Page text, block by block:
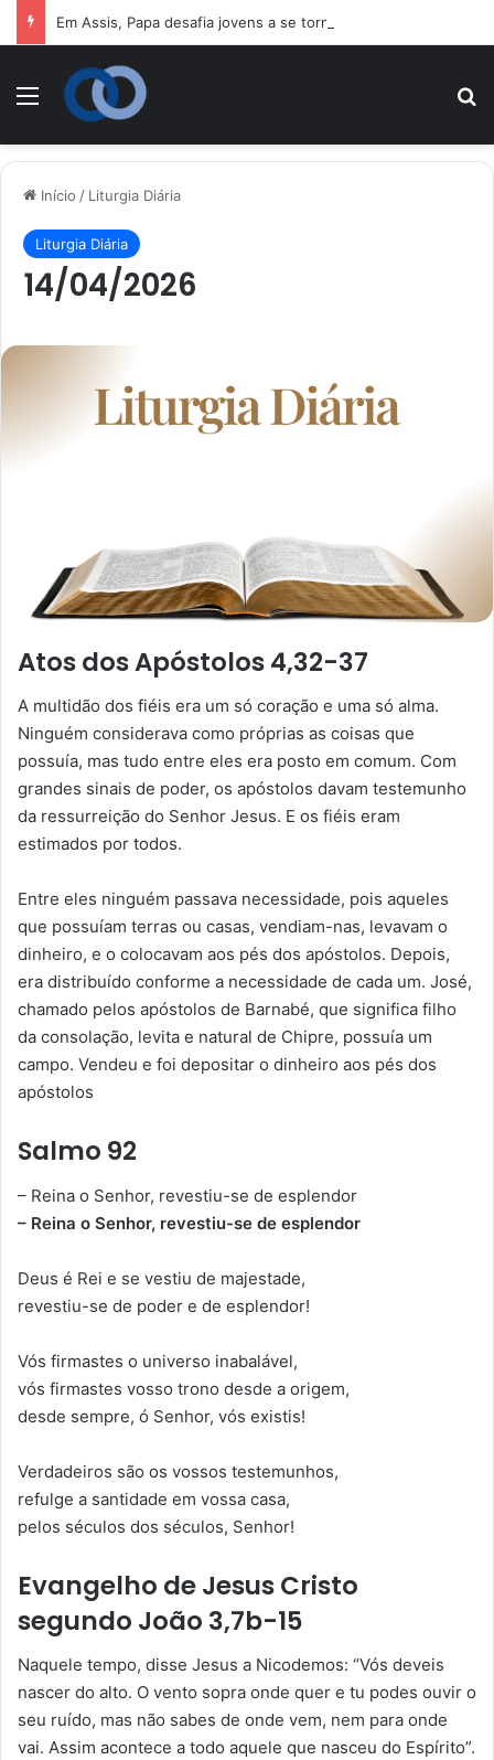
Menu
Início / Liturgia Diária
Liturgia Diária
14/04/2026
Atos dos Apóstolos 4,32-37
A multidão dos fiéis era um só coração e uma só alma.
Ninguém considerava como próprias as coisas que
possuía, mas tudo entre eles era posto em comum. Com
grandes sinais de poder, os apóstolos davam testemunho
da ressurreição do Senhor Jesus. E os fiéis eram
estimados por todos.
Entre eles ninguém passava necessidade, pois aqueles
que possuíam terras ou casas, vendiam-nas, levavam o
dinheiro, e o colocavam aos pés dos apóstolos. Depois,
era distribuído conforme a necessidade de cada um. José,
chamado pelos apóstolos de Barnabé, que significa filho
da consolação, levita e natural de Chipre, possuía um
campo. Vendeu e foi depositar o dinheiro aos pés dos
apóstolos
Salmo 92
– Reina o Senhor, revestiu-se de esplendor
– Reina o Senhor, revestiu-se de esplendor
Deus é Rei e se vestiu de majestade,
revestiu-se de poder e de esplendor!
Vós firmastes o universo inabalável,
vós firmastes vosso trono desde a origem,
desde sempre, ó Senhor, vós existis!
Verdadeiros são os vossos testemunhos,
refulge a santidade em vossa casa,
pelos séculos dos séculos, Senhor!
Evangelho de Jesus Cristo
segundo João 3,7b-15
Naquele tempo, disse Jesus a Nicodemos: “Vós deveis
nascer do alto. O vento sopra onde quer e tu podes ouvir o
seu ruído, mas não sabes de onde vem, nem para onde
vai. Assim acontece a todo aquele que nasceu do Espírito”.